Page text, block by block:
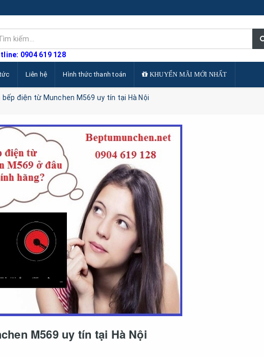
0904 619 128
Liên hệ Hình thức thanh toán KHUYẾN MÃI MỚI NHẤT
bếp điện từ Munchen M569 uy tín tại Hà Nội
M569 uy tín tại Hà Nội